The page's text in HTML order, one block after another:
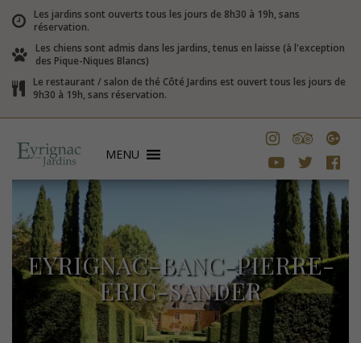
Les jardins sont ouverts tous les jours de 8h30 à 19h, sans
réservation.
Les chiens sont admis dans les jardins, tenus en laisse (à l'exception
des Pique-Niques Blancs)
Le restaurant / salon de thé Côté Jardins est ouvert tous les jours de
9h30 à 19h, sans réservation.
MENU
EYRIGNAC-BANC-PIERRE-
ERIC-SANDER